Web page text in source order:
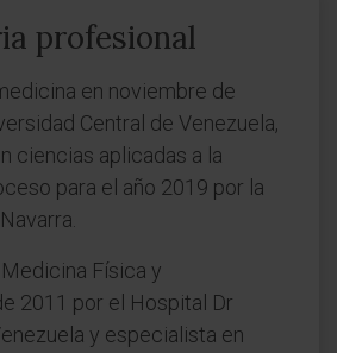
profesional
en noviembre de
Central de Venezuela,
ciencias aplicadas a la
para el año 2019 por la
Física y
2011 por el Hospital Dr
y especialista en